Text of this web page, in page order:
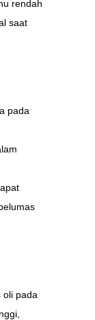
rendah
saat
pada
oli pada